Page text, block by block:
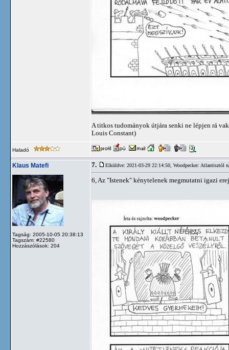
A titkos tudományok útjára senki ne lépjen rá
Louis Constant)
Haladó
Klaus Matefi
Tagság: 2005-10-05 20:38:13
Tagszám: #22580
Hozzászólások: 204
7. Elküldve: 2021-03-29 22:14:50, Woodpecker: Atlantisztól
6, Az "Istenek" kénytelenek megmutatni igazi